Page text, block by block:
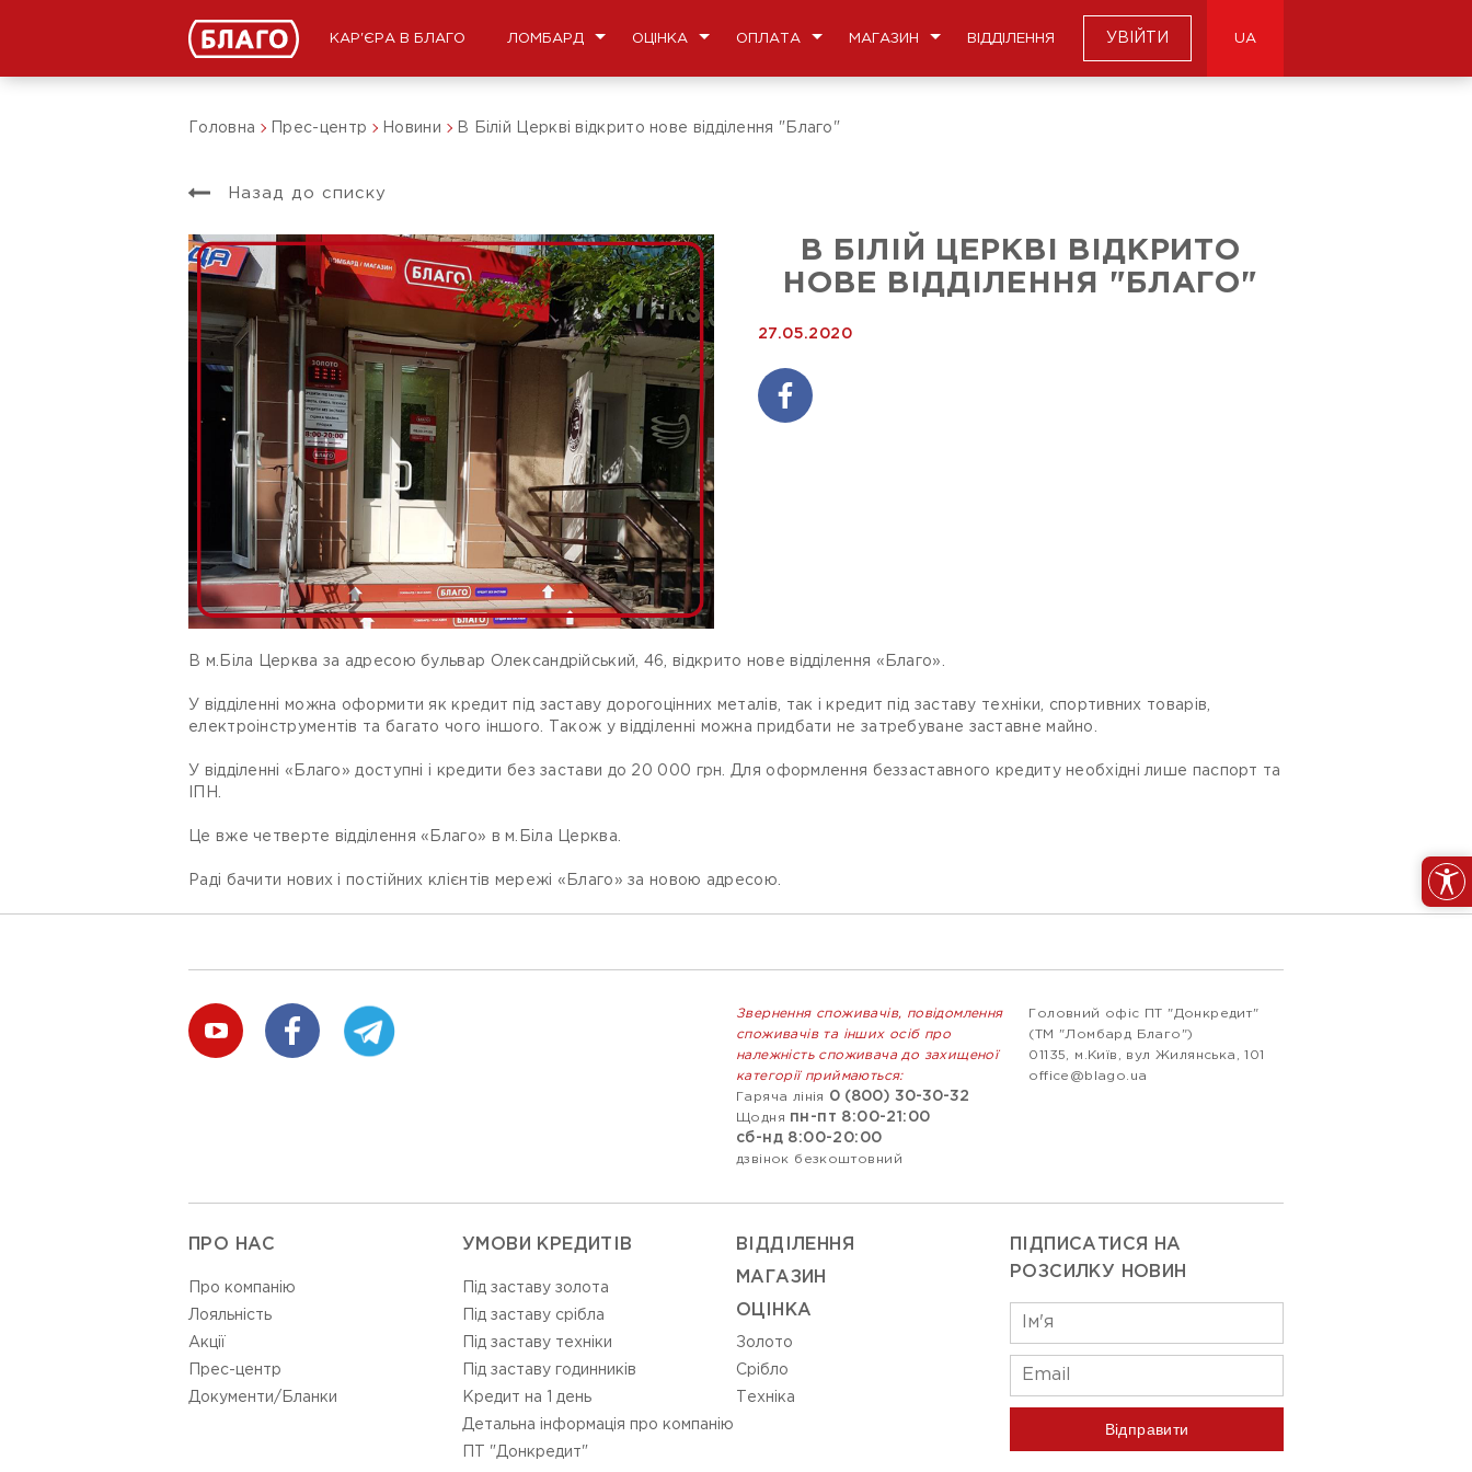
КАР'ЄРА В БЛАГО ЛОМБАРД ОЦІНКА ОПЛАТА МАГАЗИН ВІДДІЛЕННЯ УВІЙТИ UA
Головна Прес-центр Новини В Білій Церкві відкрито нове відділення "Благо"
Назад до списку
В БІЛІЙ ЦЕРКВІ ВІДКРИТО
НОВЕ ВІДДІЛЕННЯ "БЛАГО"
27.05.2020
В м.Біла Церква за адресою бульвар Олександрійський, 46, відкрито нове відділення «Благо».
У відділенні можна оформити як кредит під заставу дорогоцінних металів, так і кредит під заставу техніки, спортивних товарів,
електроінструментів та багато чого іншого. Також у відділенні можна придбати не затребуване заставне майно.
У відділенні «Благо» доступні і кредити без застави до 20 000 грн. Для оформлення беззаставного кредиту необхідні лише паспорт та
ІПН.
Це вже четверте відділення «Благо» в м.Біла Церква.
Раді бачити нових і постійних клієнтів мережі «Благо» за новою адресою.
Звернення споживачів, повідомлення
споживачів та інших осіб про
належність споживача до захищеної
категорії приймаються:
Гаряча лінія
0 (800) 30-30-32
Щодня пн-пт 8:00-21:00
сб-нд 8:00-20:00
дзвінок безкоштовний
Головний офіс ПТ "Донкредит"
(ТМ "Ломбард Благо")
01135, м.Київ, вул Жилянська, 101
office@blago.ua
ПРО НАС
Про компанію
Лояльність
Акції
Прес-центр
Документи/Бланки
УМОВИ КРЕДИТІВ
Під заставу золота
Під заставу срібла
Під заставу техніки
Під заставу годинників
Кредит на 1 день
Детальна інформація про компанію
ПТ "Донкредит"
ВIДДIЛЕННЯ
МАГАЗИН
ОЦIНКА
Золото
Срiбло
Технiка
ПІДПИСАТИСЯ НА
РОЗСИЛКУ НОВИН
Відправити